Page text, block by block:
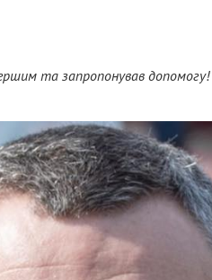
та запропонував допомогу!